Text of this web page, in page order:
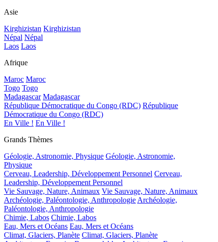
Asie
Kirghizistan Kirghizistan
Népal Népal
Laos Laos
Afrique
Maroc Maroc
Togo Togo
Madagascar Madagascar
République Démocratique du Congo (RDC) République
Démocratique du Congo (RDC)
En Ville ! En Ville !
Grands Thèmes
Géologie, Astronomie, Physique Géologie, Astronomie,
Physique
Cerveau, Leadership, Développement Personnel Cerveau,
Leadership, Développement Personnel
Vie Sauvage, Nature, Animaux Vie Sauvage, Nature, Animaux
Archéologie, Paléontologie, Anthropologie Archéologie,
Paléontologie, Anthropologie
Chimie, Labos Chimie, Labos
Eau, Mers et Océans Eau, Mers et Océans
Climat, Glaciers, Planète Climat, Glaciers, Planète